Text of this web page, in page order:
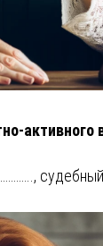
активного